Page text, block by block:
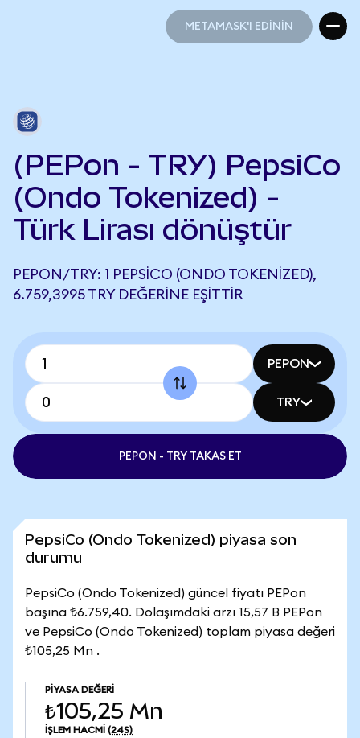
METAMASK'I EDİNİN
(PEPon - TRY) PepsiCo
(Ondo Tokenized) -
Türk Lirası dönüştür
PEPON/TRY: 1 PEPSICO (ONDO TOKENIZED),
6.759,3995 TRY DEĞERINE EŞITTIR
PEPON
TRY
PEPON - TRY TAKAS ET
PepsiCo (Ondo Tokenized) piyasa son
durumu
PepsiCo (Ondo Tokenized) güncel fiyatı PEPon
başına ₺6.759,40. Dolaşımdaki arzı 15,57 B PEPon
ve PepsiCo (Ondo Tokenized) toplam piyasa değeri
₺105,25 Mn .
PIYASA DEĞERI
₺105,25 Mn
İŞLEM HACMI (24S)